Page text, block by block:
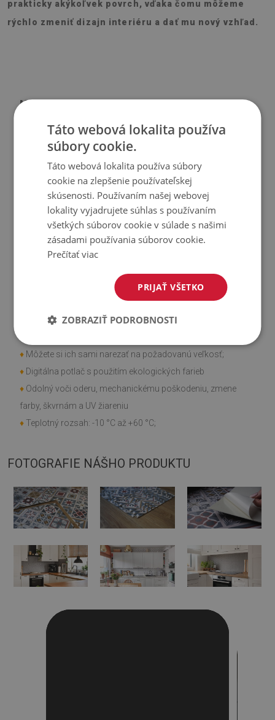
prakticky akýkoľvek povrch, vďaka čomu môžeme
rýchlo zmeniť dizajn interiéru a dať mu nový vzhľad.
Materiál
Vinyl vystužený PES sieťovinou s lepidlom
Veľkosť panelu: 100x50 cm
Hrúbka obkladu (dlažby): 1,6 mm
Použitie
Interiéry izieb;
Steny, podlahy, stropy;
Môže sa lepiť na panely, obklady, kov alebo farbu.
Hladká textúra;
♦ Môžete si ich sami narezať na požadovanú veľkosť;
♦ Digitálna potlač s použitím ekologických farieb
♦ Odolný voči oderu, mechanickému poškodeniu, zmene
farby, škvrnám a UV žiareniu
♦ Teplotný rozsah: -10 °C až +60 °C;
FOTOGRAFIE NÁŠHO PRODUKTU
Táto webová lokalita používa
súbory cookie.
Táto webová lokalita používa súbory
cookie na zlepšenie používateľskej
skúsenosti. Používaním našej webovej
lokality vyjadrujete súhlas s používaním
všetkých súborov cookie v súlade s našimi
zásadami používania súborov cookie.
Prečítať viac
PRIJAŤ VŠETKO
ZOBRAZIŤ PODROBNOSTI